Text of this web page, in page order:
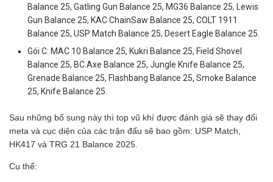
Balance 25, Gatling Gun Balance 25, MG36 Balance 25, Lewis
Gun Balance 25, KAC ChainSaw Balance 25, COLT 1911
Balance 25, USP Match Balance 25, Desert Eagle Balance 25.
Gói C: MAC 10 Balance 25, Kukri Balance 25, Field Shovel
Balance 25, BC.Axe Balance 25, Jungle Knife Balance 25,
Grenade Balance 25, Flashbang Balance 25, Smoke Balance
25, Knife Balance 25.
Sau những bổ sung này thì top vũ khí được đánh giá sẽ thay đổi
meta và cục diện của các trận đấu sẽ bao gồm: USP Match,
HK417 và TRG 21 Balance 2025.
Cụ thể: